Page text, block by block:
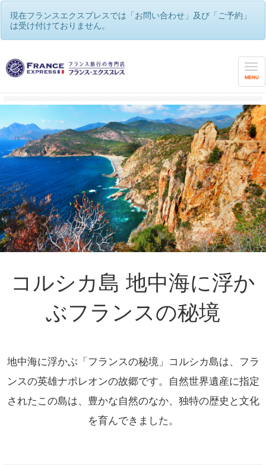
現在フランスエクスプレスでは「お問い合わせ」及び「ご予約」
は受け付けておりません。
MENU
フランスエクスプレス
/
コルシカ島 地中海に浮かぶフランスの秘境
コルシカ島 地中海に浮か
ぶフランスの秘境
地中海に浮かぶ「フランスの秘境」コルシカ島は、フラ
ンスの英雄ナポレオンの故郷です。自然世界遺産に指定
されたこの島は、豊かな自然のなか、独特の歴史と文化
を育んできました。